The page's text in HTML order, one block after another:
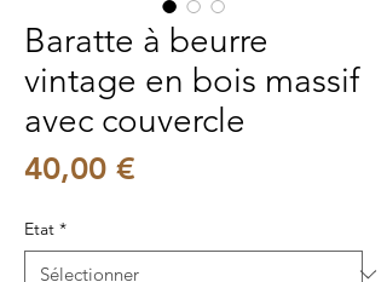
Baratte à beurre
vintage en bois massif
avec couvercle
40,00 €
Etat *